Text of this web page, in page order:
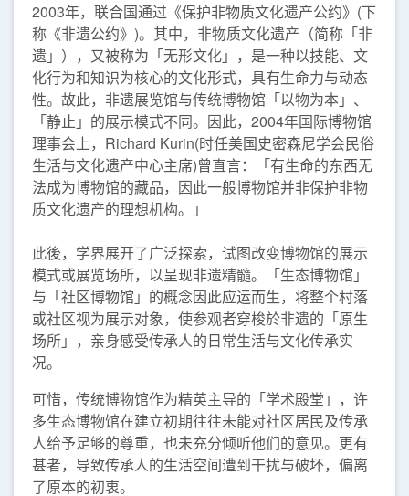
2003年，联合国通过《保护非物质文化遗产公约》(下
称《非遗公约》)。其中，非物质文化遗产（简称「非
遗」），又被称为「无形文化」，是一种以技能、文
化行为和知识为核心的文化形式，具有生命力与动态
性。故此，非遗展览馆与传统博物馆「以物为本」、
「静止」的展示模式不同。因此，2004年国际博物馆
理事会上，Richard Kurin(时任美国史密森尼学会民俗
生活与文化遗产中心主席)曾直言：「有生命的东西无
法成为博物馆的藏品，因此一般博物馆并非保护非物
质文化遗产的理想机构。」
此後，学界展开了广泛探索，试图改变博物馆的展示
模式或展览场所，以呈现非遗精髓。「生态博物馆」
与「社区博物馆」的概念因此应运而生，将整个村落
或社区视为展示对象，使参观者穿梭於非遗的「原生
场所」，亲身感受传承人的日常生活与文化传承实
况。
可惜，传统博物馆作为精英主导的「学术殿堂」，许
多生态博物馆在建立初期往往未能对社区居民及传承
人给予足够的尊重，也未充分倾听他们的意见。更有
甚者，导致传承人的生活空间遭到干扰与破坏，偏离
了原本的初衷。